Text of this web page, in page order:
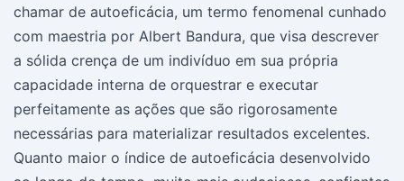
chamar de autoeficácia, um termo fenomenal cunhado
com maestria por Albert Bandura, que visa descrever
a sólida crença de um indivíduo em sua própria
capacidade interna de orquestrar e executar
perfeitamente as ações que são rigorosamente
necessárias para materializar resultados excelentes.
Quanto maior o índice de autoeficácia desenvolvido